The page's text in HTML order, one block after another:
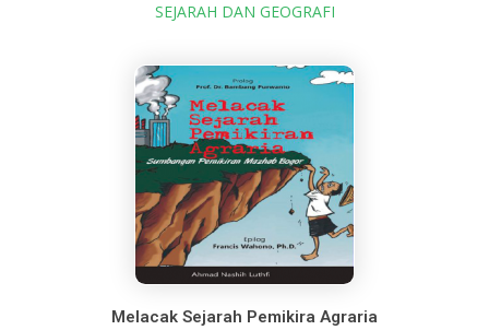
SEJARAH DAN GEOGRAFI
Melacak Sejarah Pemikira Agraria